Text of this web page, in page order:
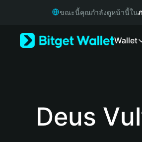
Русский
ขณะนี้คุณกำลังดูหน้านี้ใน
Wallet
Deus